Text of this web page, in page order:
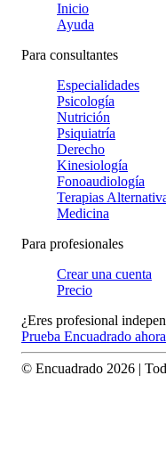
Inicio
Ayuda
Para consultantes
Especialidades
Psicología
Nutrición
Psiquiatría
Derecho
Kinesiología
Fonoaudiología
Terapias
Medicina
Para profesionales
Crear una cuenta
Precio
¿Eres profesional
Prueba Encuadrado ahora
© Encuadrado 2026 |